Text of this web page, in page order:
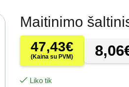
Maitinimo
47,43€
(Kaina su PVM) 8,06
Liko tik